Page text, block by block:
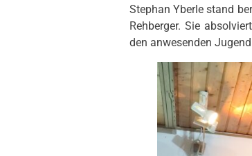
Stephan Yberle stand
Rehberger. Sie
den anwesenden